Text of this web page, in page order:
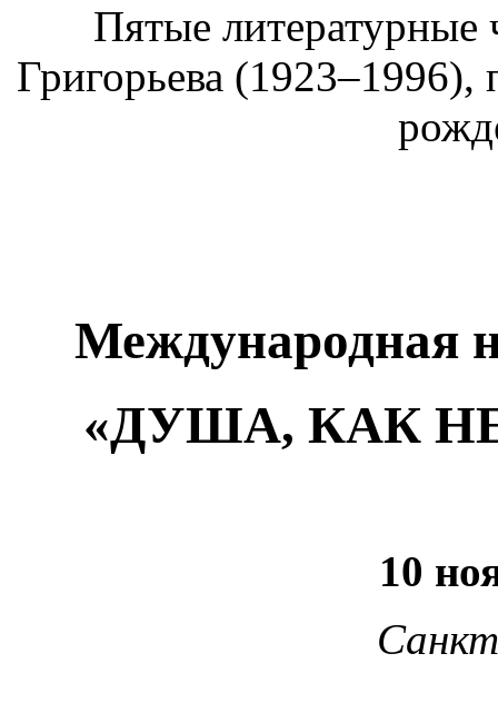
Пятые литературные
Григорьева
Международная
«ДУША, КАК
10
Санкт